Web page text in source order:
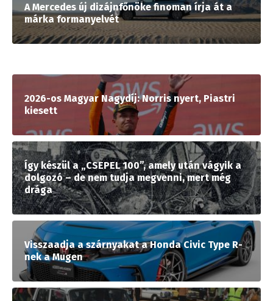
A Mercedes új dizájnfőnöke finoman írja át a
márka formanyelvét
2026-os Magyar Nagydíj: Norris nyert, Piastri
kiesett
Így készül a „CSEPEL 100”, amely után vágyik a
dolgozó – de nem tudja megvenni, mert még
drága
Visszaadja a szárnyakat a Honda Civic Type R-
nek a Mugen